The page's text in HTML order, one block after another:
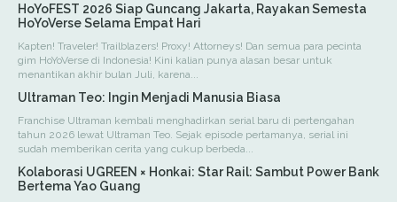
HoYoFEST 2026 Siap Guncang Jakarta, Rayakan Semesta
HoYoVerse Selama Empat Hari
Kapten! Traveler! Trailblazers! Proxy! Attorneys! Dan semua para pecinta
gim HoYoVerse di Indonesia! Kini kalian punya alasan besar untuk
menantikan akhir bulan Juli, karena...
Ultraman Teo: Ingin Menjadi Manusia Biasa
Franchise Ultraman kembali menghadirkan serial baru di pertengahan
tahun 2026 lewat Ultraman Teo. Sejak episode pertamanya, serial ini
sudah memberikan cerita yang cukup berbeda...
Kolaborasi UGREEN × Honkai: Star Rail: Sambut Power Bank
Bertema Yao Guang